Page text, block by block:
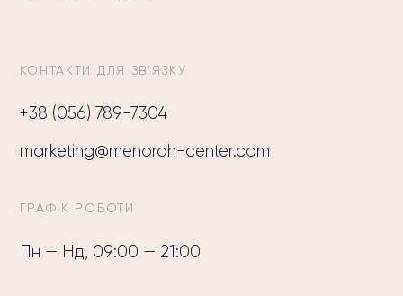
КОНТАКТИ ДЛЯ ЗВ'ЯЗКУ
+38 (056) 789-7304
marketing@menorah-center.com
ГРАФІК РОБОТИ
Пн — Нд, 09:00 — 21:00